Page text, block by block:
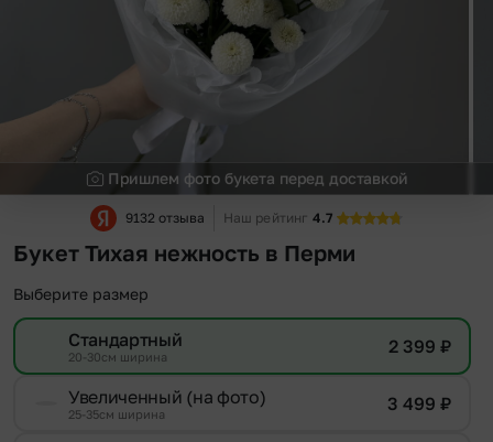
Пришлем фото букета перед доставкой
9132 отзыва Наш рейтинг 4.7
Букет Тихая нежность в Перми
Выберите размер
Стандартный
20-30см ширина 2 399 ₽
Увеличенный (на фото)
25-35см ширина 3 499 ₽